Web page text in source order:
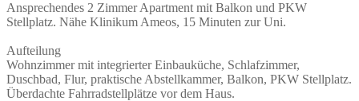
Ansprechendes 2 Zimmer Apartment mit Balkon und PKW
Stellplatz. Nähe Klinikum Ameos, 15 Minuten zur Uni.
Aufteilung
Wohnzimmer mit integrierter Einbauküche, Schlafzimmer,
Duschbad, Flur, praktische Abstellkammer, Balkon, PKW Stellplatz.
Überdachte Fahrradstellplätze vor dem Haus.